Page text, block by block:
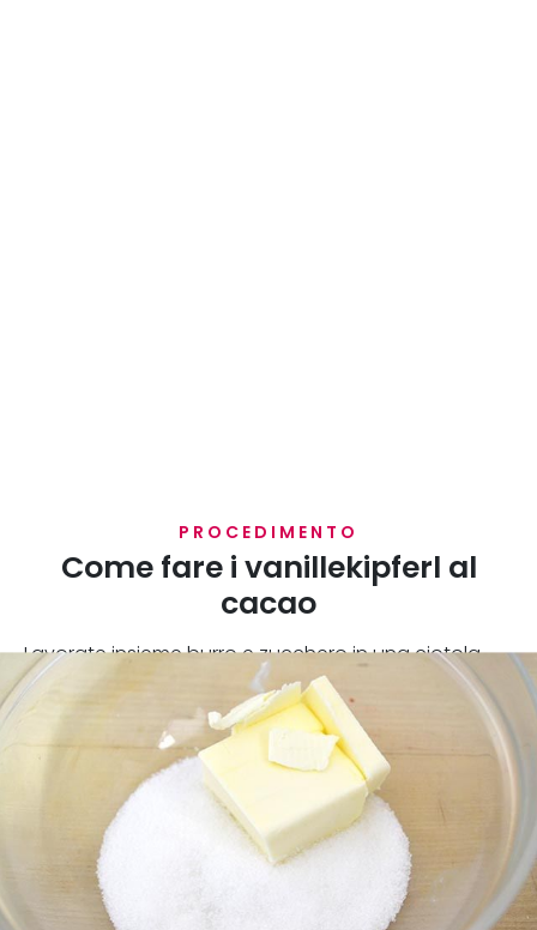
PROCEDIMENTO
Come fare i vanillekipferl al
cacao
Lavorate insieme burro e zucchero in una ciotola.